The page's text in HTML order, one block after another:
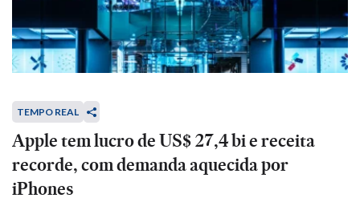
TEMPO REAL
Apple tem lucro de US$ 27,4 bi e receita
recorde, com demanda aquecida por
iPhones